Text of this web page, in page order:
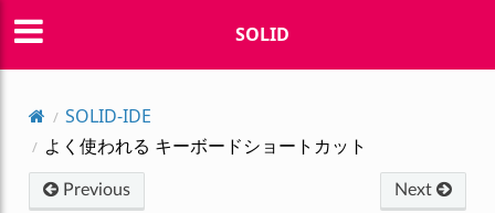
SOLID
SOLID-IDE
よく使われる キーボードショートカット
Previous Next